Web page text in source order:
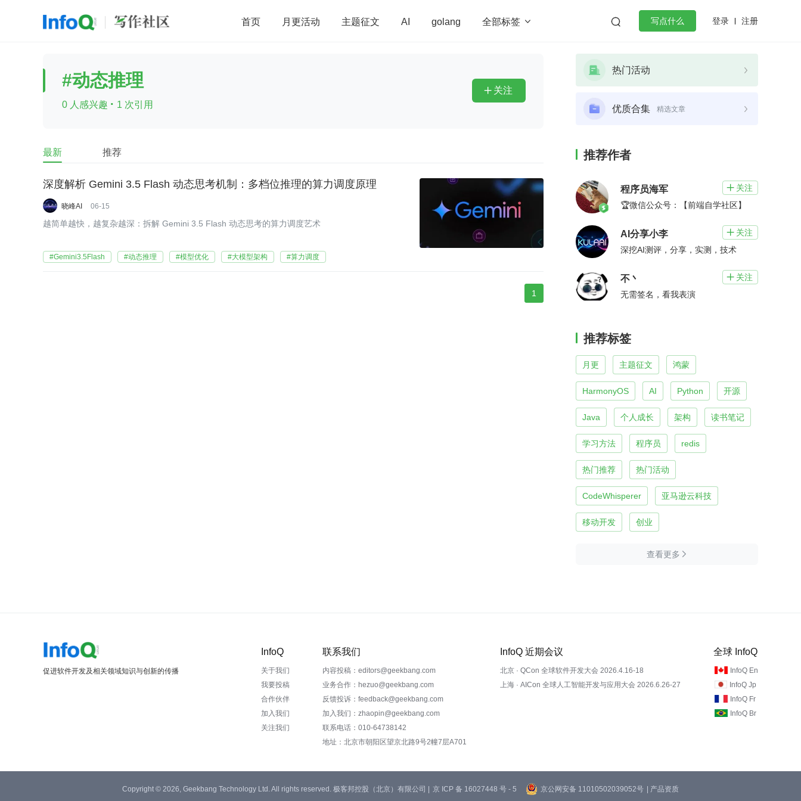
首页 月更活动 主题征文 AI golang 全部标签   写点什么 登录 注册
前端 AI 大数据 redis
查看更多
#动态推理
0 人感兴趣 · 1 次引用
 关注
最新 推荐
深度解析 Gemini 3.5 Flash 动态思考机制：多档位推理的算力调度原理
晓峰AI 06-15
越简单越快，越复杂越深：拆解 Gemini 3.5 Flash 动态思考的算力调度艺术
#Gemini3.5Flash #动态推理 #模型优化 #大模型架构 #算力调度
1
热门活动
优质合集 精选文章
推荐作者
程序员海军  关注
🏆微信公众号：【前端自学社区】
AI分享小李  关注
深挖AI测评，分享，实测，技术
不丶  关注
无需签名，看我表演
推荐标签
月更 主题征文 鸿蒙
HarmonyOS AI Python 开源
Java 个人成长 架构 读书笔记
学习方法 程序员 redis
热门推荐 热门活动
CodeWhisperer 亚马逊云科技
移动开发 创业
查看更多 
促进软件开发及相关领域知识与创新的传播
InfoQ
关于我们
我要投稿
合作伙伴
加入我们
关注我们
联系我们
内容投稿：editors@geekbang.com
业务合作：hezuo@geekbang.com
反馈投诉：feedback@geekbang.com
加入我们：zhaopin@geekbang.com
联系电话：010-64738142
地址：北京市朝阳区望京北路9号2幢7层A701
InfoQ 近期会议
北京 · QCon 全球软件开发大会 2026.4.16-18
上海 · AICon 全球人工智能开发与应用大会 2026.6.26-27
全球 InfoQ
InfoQ En
InfoQ Jp
InfoQ Fr
InfoQ Br
Copyright © 2026, Geekbang Technology Ltd. All rights reserved. 极客邦控股（北京）有限公司 | 京 ICP 备 16027448 号 - 5 京公网安备 11010502039052号 | 产品资质